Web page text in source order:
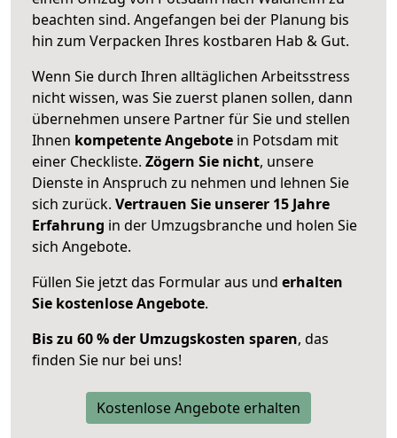
beachten sind. Angefangen bei der Planung bis
hin zum Verpacken Ihres kostbaren Hab & Gut.
Wenn Sie durch Ihren alltäglichen Arbeitsstress
nicht wissen, was Sie zuerst planen sollen, dann
übernehmen unsere Partner für Sie und stellen
Ihnen kompetente Angebote in Potsdam mit
einer Checkliste. Zögern Sie nicht, unsere
Dienste in Anspruch zu nehmen und lehnen Sie
sich zurück. Vertrauen Sie unserer 15 Jahre
Erfahrung in der Umzugsbranche und holen Sie
sich Angebote.
Füllen Sie jetzt das Formular aus und erhalten
Sie kostenlose Angebote.
Bis zu 60 % der Umzugskosten sparen, das
finden Sie nur bei uns!
Kostenlose Angebote erhalten